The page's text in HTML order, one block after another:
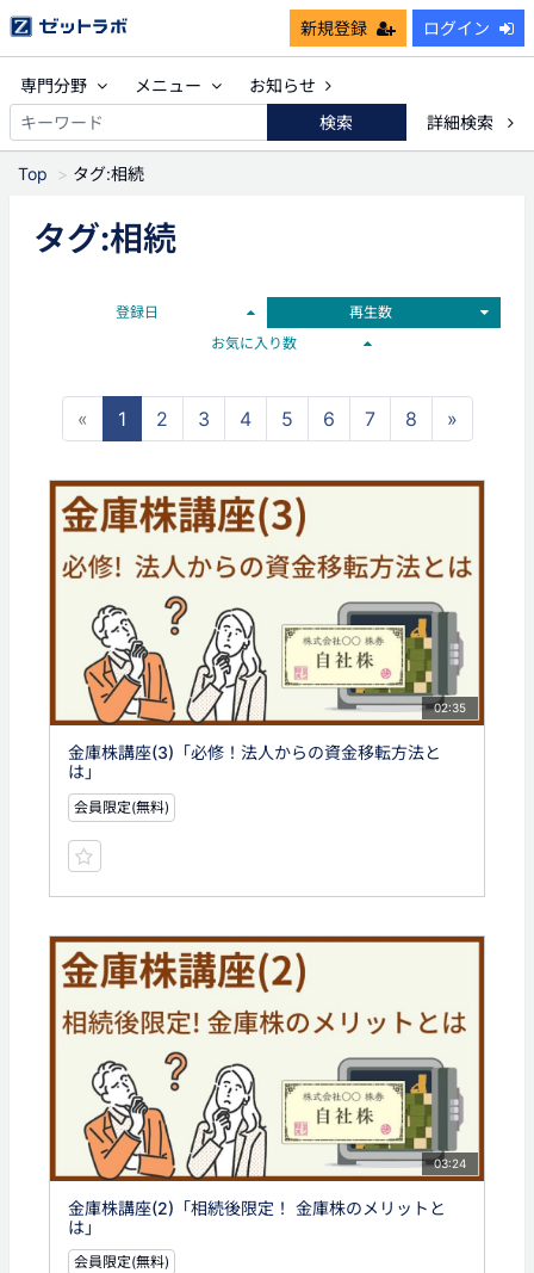
新規登録 ログイン
専門分野 メニュー
お知らせ
検索
詳細検索
Top タグ:相続
タグ:相続
登録日
再生数
お気に入り数
« 1 2 3 4 5 6 7 8 »
02:35
金庫株講座(3)「必修！法人からの資金移転方法と
は」
会員限定(無料)
03:24
金庫株講座(2)「相続後限定！ 金庫株のメリットと
は」
会員限定(無料)